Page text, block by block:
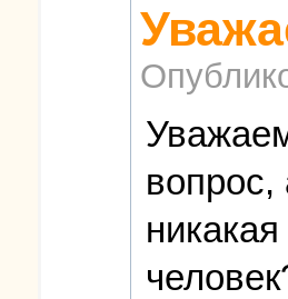
вопрос,